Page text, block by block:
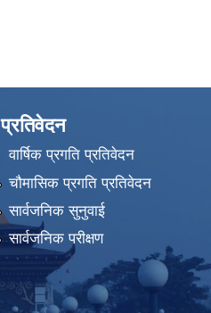
प्रतिवेदन
वार्षिक प्रगति प्रतिवेदन
चौमासिक प्रगति प्रतिवेदन
सार्वजनिक सुनुवाई
सार्वजनिक परीक्षण